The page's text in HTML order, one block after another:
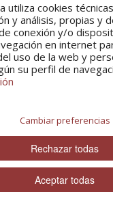
utiliza cookies
y análisis, propias y
conexión y/o
en internet
uso de la web y
su perfil de
Cambiar preferencias
Rechazar todas
Aceptar todas